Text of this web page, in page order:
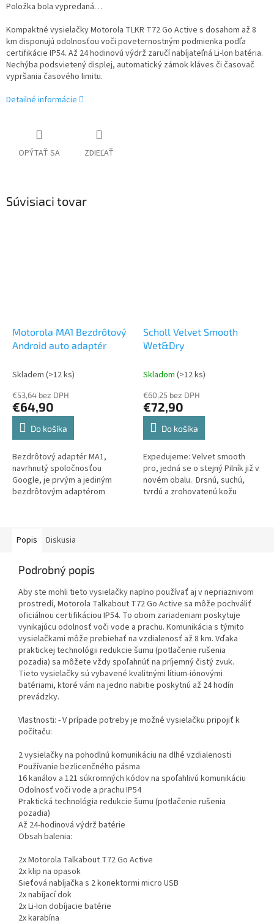
O
Položka bola vypredaná…
Kompaktné vysielačky Motorola TLKR T72 Go Active s dosahom až 8
km disponujú odolnosťou voči poveternostným podmienka podľa
certifikácie IP54. Až 24 hodinovú výdrž zaručí nabíjateľná Li-lon batéria.
Nechýba podsvietený displej, automatický zámok kláves či časovač
vypršania časového limitu.
Detailné informácie
OPÝTAŤ SA ZDIEĽAŤ
Súvisiaci tovar
Motorola MA1 Bezdrôtový
Android auto adaptér
Skladem (>12 ks)
€53,64 bez DPH
€64,90
Do košíka
Bezdrôtový adaptér MA1,
navrhnutý spoločnosťou
Google, je prvým a jediným
bezdrôtovým adaptérom
Scholl Velvet Smooth
Wet&Dry
Skladom (>12 ks)
€60,25 bez DPH
€72,90
Do košíka
Expedujeme: Velvet smooth
pro, jedná se o stejný Pilník již v
novém obalu. Drsnú, suchú,
tvrdú a zrohovatenú kožu
Popis Diskusia
Podrobný popis
Aby ste mohli tieto vysielačky naplno používať aj v nepriaznivom
prostredí, Motorola Talkabout T72 Go Active sa môže pochváliť
oficiálnou certifikáciou IP54. To obom zariadeniam poskytuje
vynikajúcu odolnosť voči vode a prachu. Komunikácia s týmito
vysielačkami môže prebiehať na vzdialenosť až 8 km. Vďaka
praktickej technológii redukcie šumu (potlačenie rušenia
pozadia) sa môžete vždy spoľahnúť na príjemný čistý zvuk.
Tieto vysielačky sú vybavené kvalitnými lítium-iónovými
batériami, ktoré vám na jedno nabitie poskytnú až 24 hodín
prevádzky.
Vlastnosti: - V prípade potreby je možné vysielačku pripojiť k
počítaču:
2 vysielačky na pohodlnú komunikáciu na dlhé vzdialenosti
Používanie bezlicenčného pásma
16 kanálov a 121 súkromných kódov na spoľahlivú komunikáciu
Odolnosť voči vode a prachu IP54
Praktická technológia redukcie šumu (potlačenie rušenia
pozadia)
Až 24-hodinová výdrž batérie
Obsah balenia:
2x Motorola Talkabout T72 Go Active
2x klip na opasok
Sieťová nabíjačka s 2 konektormi micro USB
2x nabíjací dok
2x Li-Ion dobíjacie batérie
2x karabína